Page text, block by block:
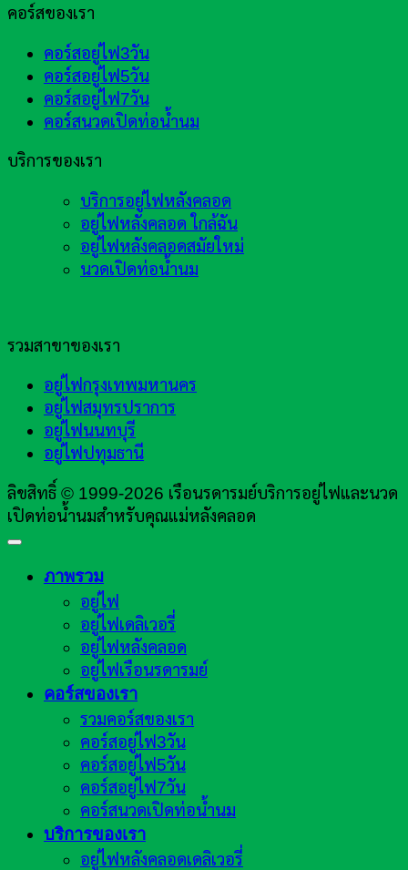
คอร์สของเรา
คอร์สอยู่ไฟ3วัน
คอร์สอยู่ไฟ5วัน
คอร์สอยู่ไฟ7วัน
คอร์สนวดเปิดท่อน้ำนม
บริการของเรา
บริการอยู่ไฟหลังคลอด
อยู่ไฟหลังคลอด ใกล้ฉัน
อยู่ไฟหลังคลอดสมัยใหม่
นวดเปิดท่อน้ำนม
รวมสาขาของเรา
อยู่ไฟกรุงเทพมหานคร
อยู่ไฟสมุทรปราการ
อยู่ไฟนนทบุรี
อยู่ไฟปทุมธานี
ลิขสิทธิ์ © 1999-2026 เรือนรดารมย์บริการอยู่ไฟและนวด
เปิดท่อน้ำนมสำหรับคุณแม่หลังคลอด
ภาพรวม
อยู่ไฟ
อยู่ไฟเดลิเวอรี่
อยู่ไฟหลังคลอด
อยู่ไฟเรือนรดารมย์
คอร์สของเรา
รวมคอร์สของเรา
คอร์สอยู่ไฟ3วัน
คอร์สอยู่ไฟ5วัน
คอร์สอยู่ไฟ7วัน
คอร์สนวดเปิดท่อน้ำนม
บริการของเรา
อยู่ไฟหลังคลอดเดลิเวอรี่